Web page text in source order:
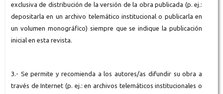
exclusiva de distribución de la versión de la obra publicada (p. ej.:
depositarla en un archivo telemático institucional o publicarla en
un volumen monográfico) siempre que se indique la publicación
inicial en esta revista.
3.- Se permite y recomienda a los autores/as difundir su obra a
través de Internet (p. ej.: en archivos telemáticos institucionales o